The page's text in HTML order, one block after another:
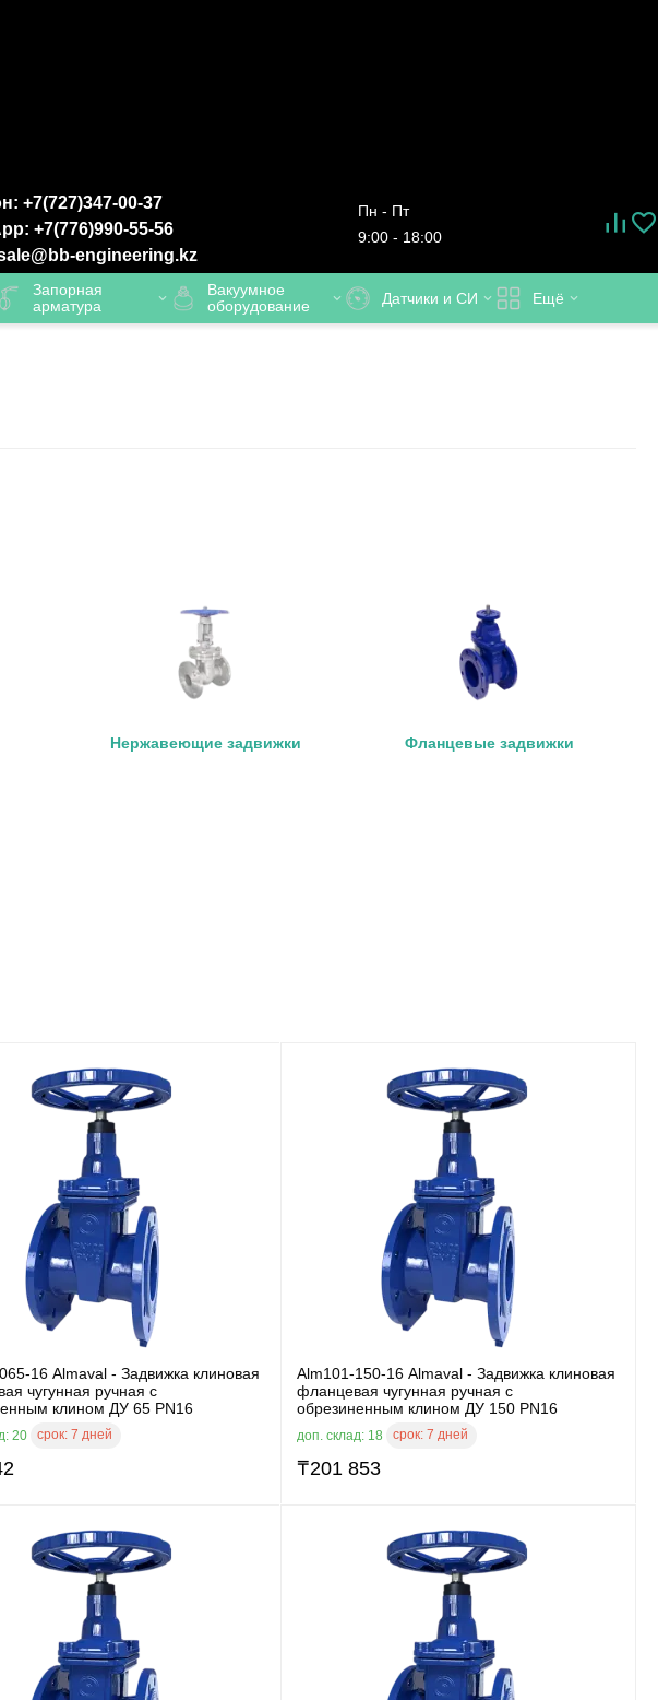
+7(727)347-00-37
+7(776)990-55-56
engineering.kz
Пн - Пт
9:00 - 18:00
Запорная
арматура
Вакуумное
оборудование
Датчики и СИ Ещё
Нержавеющие задвижки Фланцевые задвижки
16 Almaval - Задвижка клиновая
чугунная ручная с
клином ДУ 65 PN16
20 срок: 7 дней
Alm101-150-16 Almaval - Задвижка клиновая
фланцевая чугунная ручная с
обрезиненным клином ДУ 150 PN16
доп. склад: 18 срок: 7 дней
₸201 853